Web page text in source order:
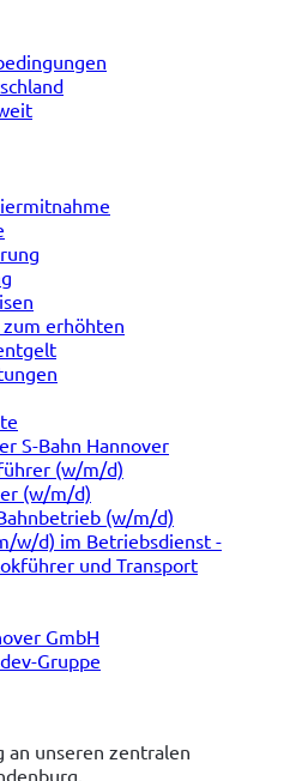
erhöhten
S-Bahn Hannover
(w/m/d)
(w/m/d)
(w/m/d)
w/d) im Betriebsdienst -
und Transport
GmbH
Gruppe
unseren zentralen